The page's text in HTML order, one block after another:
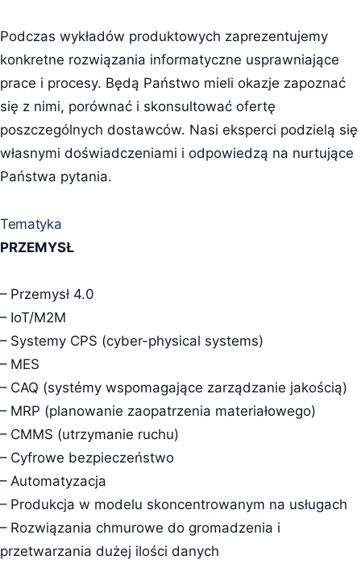
Podczas wykładów produktowych zaprezentujemy
konkretne rozwiązania informatyczne usprawniające
prace i procesy. Będą Państwo mieli okazje zapoznać
się z nimi, porównać i skonsultować ofertę
poszczególnych dostawców. Nasi eksperci podzielą się
własnymi doświadczeniami i odpowiedzą na nurtujące
Państwa pytania.
Tematyka
PRZEMYSŁ
– Przemysł 4.0
– IoT/M2M
– Systemy CPS (cyber-physical systems)
– MES
– CAQ (systémy wspomagające zarządzanie jakością)
– MRP (planowanie zaopatrzenia materiałowego)
– CMMS (utrzymanie ruchu)
– Cyfrowe bezpieczeństwo
– Automatyzacja
– Produkcja w modelu skoncentrowanym na usługach
– Rozwiązania chmurowe do gromadzenia i
przetwarzania dużej ilości danych